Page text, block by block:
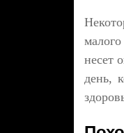
несет
день,